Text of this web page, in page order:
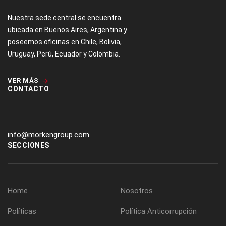
Nuestra sede central se encuentra
ubicada en Buenos Aires, Argentina y
poseemos oficinas en Chile, Bolivia,
Uruguay, Perú, Ecuador y Colombia.
VER MÁS
CONTACTO
info@morkengroup.com
SECCIONES
Home Nosotros
Políticas Política Anticorrupción